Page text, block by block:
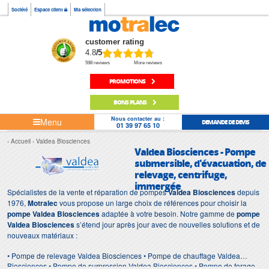
Société Espace client Ma sélection
customer rating
4.8/5
598 reviews More reviews
PROMOTIONS
BONS PLANS
Menu Nous contacter au :
01 39 97 65 10 DEMANDE DE DEVIS
Accueil Valdea Biosciences
Valdea Biosciences - Pompe
submersible, d'évacuation, de
relevage, centrifuge,
immergée
Spécialistes de la vente et réparation de pompesValdea Biosciencesdepuis
1976, Motralecvous propose un large choix de références pour choisir la
pompe Valdea Biosciencesadaptée à votre besoin. Notre gamme depompe
Valdea Biosciencess’étend jour après jour avec de nouvelles solutions et de
nouveaux matériaux :
• Pompe de relevage Valdea Biosciences • Pompe de chauffage Valdea
Biosciences • Pompe de surpression Valdea Biosciences • Pompe de forage